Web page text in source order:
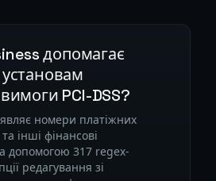
допомагає
PCI-DSS?
номери платіжних
інші фінансові
допомогою 317 regex-
редагування зі